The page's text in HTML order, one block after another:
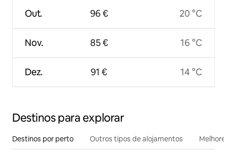
Out.
Nov.
Dez.
96 €
85 €
91 €
20 °C
16 °C
14 °C
Destinos para explorar
Destinos por perto Outros tipos de alojamentos